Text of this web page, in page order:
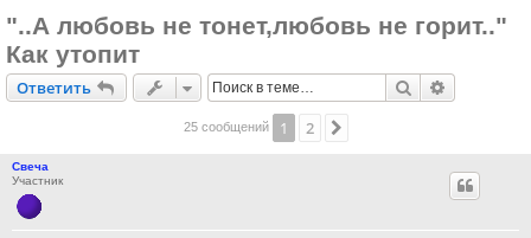
"..А любовь не тонет,любовь не горит.."
Как утопит
Ответить
Ответить Поиск
25 сообщений 1 2
Свеча
Участник